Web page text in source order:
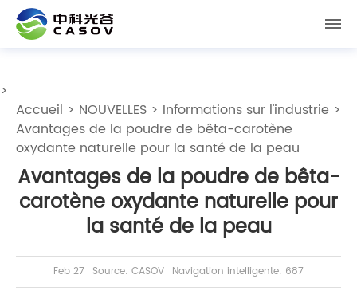
>
Accueil > NOUVELLES > Informations sur l'industrie >
Avantages de la poudre de bêta-carotène
oxydante naturelle pour la santé de la peau
Avantages de la poudre de bêta-
carotène oxydante naturelle pour
la santé de la peau
Feb 27 Source: CASOV Navigation intelligente: 687